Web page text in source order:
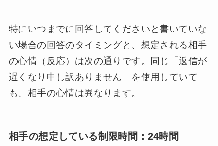
特にいつまでに回答してくださいと書いていな
い場合の回答のタイミングと、想定される相手
の心情（反応）は次の通りです。同じ「返信が
遅くなり申し訳ありません」を使用していて
も、相手の心情は異なります。
相手の想定している制限時間：24時間